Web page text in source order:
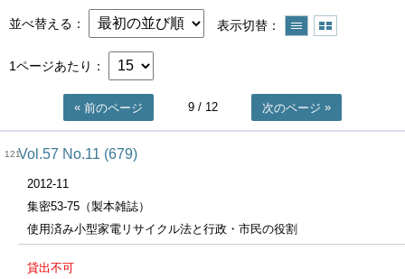
並べ替える 表示切替
1ページあたり
前のページ 9/ 12 次のページ
121Vol.57 No.11 (679)
2012-11
集密53-75（製本雑誌）
使用済み小型家電リサイクル法と行政・市民の役割
貸出不可